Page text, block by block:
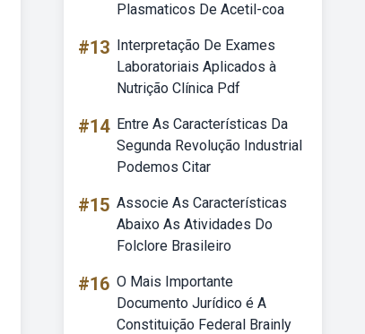
Plasmaticos De Acetil-coa
#13 Interpretação De Exames
Laboratoriais Aplicados à
Nutrição Clínica Pdf
#14 Entre As Características Da
Segunda Revolução Industrial
Podemos Citar
#15 Associe As Características
Abaixo As Atividades Do
Folclore Brasileiro
#16 O Mais Importante
Documento Jurídico é A
Constituição Federal Brainly